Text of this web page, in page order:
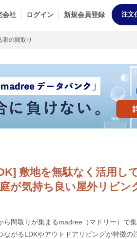
会社 ログイン 新規会員登録 注文
家の間取り
敷地を無駄なく活用し
が気持ち良い屋外リビン
ら間取りが集まるmadree（マドリー）で
ながるLDKやアウトドアリビングが特徴の